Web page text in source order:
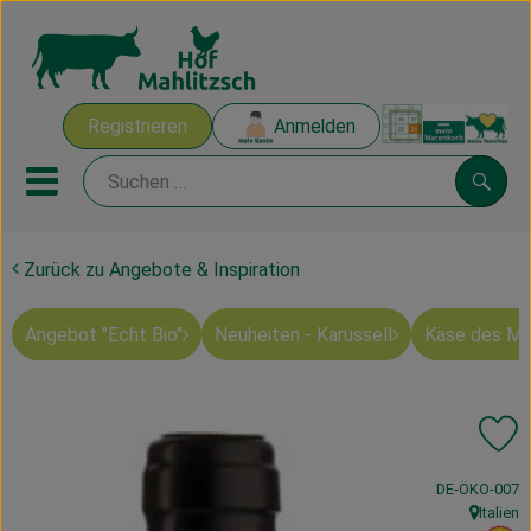
Registrieren Anmelden
Mobiles Menu öffnen oder
Ökokisten
Mahlitzscher Produkte
Zurück zu Angebote & Inspiration
Angebot "Echt Bio" Neuheiten - Karussell Käse des
,DE-ÖKO-007
,
Italien